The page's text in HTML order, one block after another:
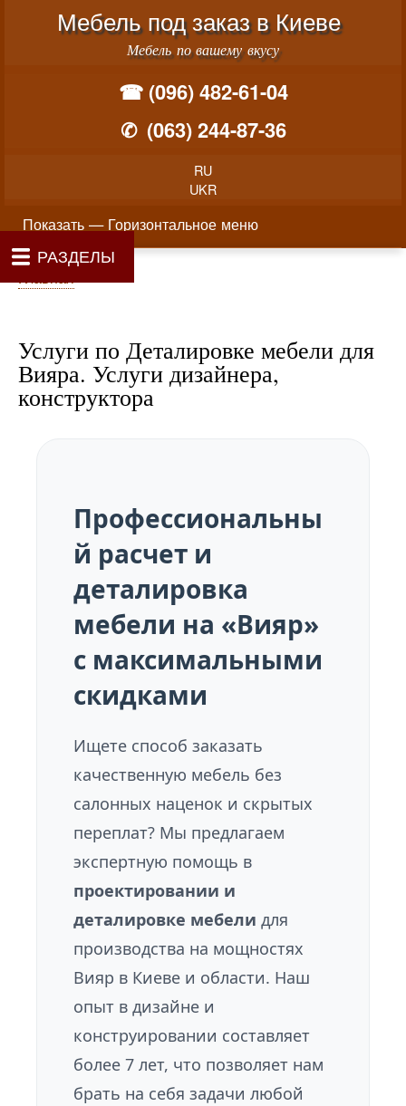
Перейти к основному
Меню учётной записи пользователя
Мебель под заказ в Киеве
Мебель по вашему вкусу
☎ (096) 482-61-04
✆ (063) 244-87-36
RU
UKR
Горизонтальное меню
Показать — Горизонтальное меню
Главная
Услуги по Деталировке мебели для
Вияра. Услуги дизайнера,
конструктора
Профессиональны
й расчет и
деталировка
мебели на «Вияр»
с максимальными
скидками
Ищете способ заказать
качественную мебель без
салонных наценок и скрытых
переплат? Мы предлагаем
экспертную помощь в
проектировании и
деталировке мебели для
производства на мощностях
Вияр в Киеве и области. Наш
опыт в дизайне и
конструировании составляет
более 7 лет, что позволяет нам
брать на себя задачи любой
РАЗДЕЛЫ